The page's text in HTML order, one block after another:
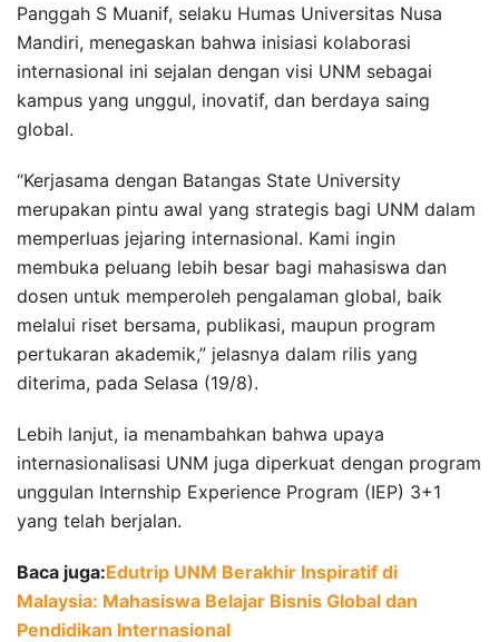
Panggah S Muanif, selaku Humas Universitas Nusa
Mandiri, menegaskan bahwa inisiasi kolaborasi
internasional ini sejalan dengan visi UNM sebagai
kampus yang unggul, inovatif, dan berdaya saing
global.
“Kerjasama dengan Batangas State University
merupakan pintu awal yang strategis bagi UNM dalam
memperluas jejaring internasional. Kami ingin
membuka peluang lebih besar bagi mahasiswa dan
dosen untuk memperoleh pengalaman global, baik
melalui riset bersama, publikasi, maupun program
pertukaran akademik,” jelasnya dalam rilis yang
diterima, pada Selasa (19/8).
Lebih lanjut, ia menambahkan bahwa upaya
internasionalisasi UNM juga diperkuat dengan program
unggulan Internship Experience Program (IEP) 3+1
yang telah berjalan.
Baca juga:Edutrip UNM Berakhir Inspiratif di
Malaysia: Mahasiswa Belajar Bisnis Global dan
Pendidikan Internasional